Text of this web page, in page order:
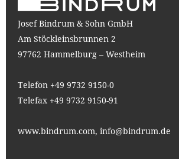
Josef Bindrum & Sohn GmbH
Am Stöckleinsbrunnen 2
97762 Hammelburg – Westheim
Telefon +49 9732 9150-0
Telefax +49 9732 9150-91
www.bindrum.com, info@bindrum.de